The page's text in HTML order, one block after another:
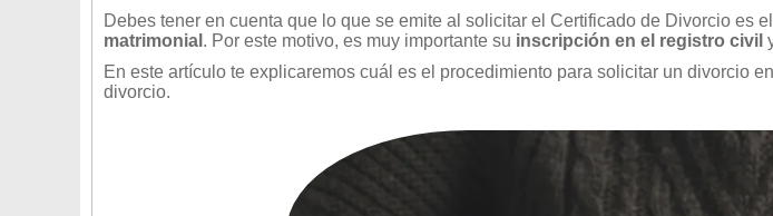
Debes tener en cuenta que lo que se emite al solicitar el Certificado de Divorcio es el
matrimonial . Por este motivo, es muy importante su inscripción en el registro civil
En este artículo te explicaremos cuál es el procedimiento para solicitar un divorcio
divorcio.